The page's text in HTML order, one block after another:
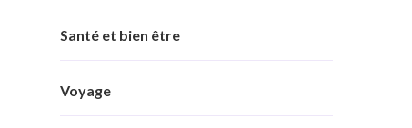
Santé et bien être
Voyage